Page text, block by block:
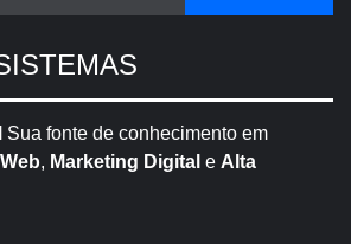
Sua fonte de conhecimento em
, Marketing Digital e Alta